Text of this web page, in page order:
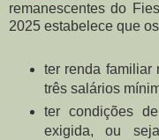
remanescentes do
2025 estabelece que
ter renda familiar
três salários
ter condições
exigida, ou